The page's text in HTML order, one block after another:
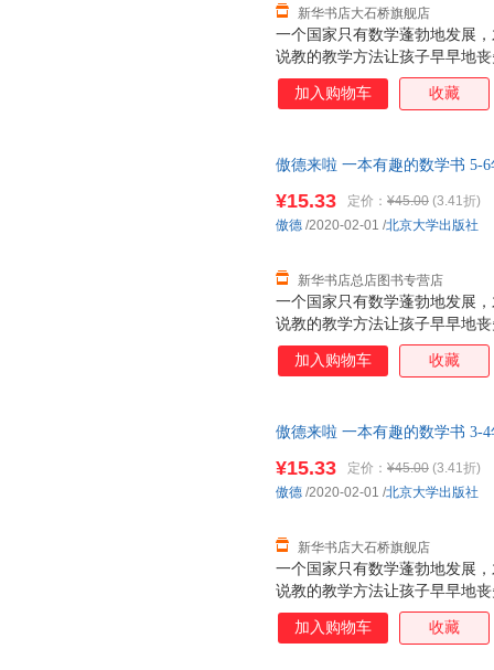
一个国家只有数学蓬勃地发展
说教的教学方法让孩子早早地
书以幽默有趣的漫画故事，消
乐，更给予他们知识与启示
新华书店大石桥旗舰店
加入购物车 收藏
傲德来啦 一本有趣的数学书 5-
咨询：13284178503
一个国家只有数学蓬勃地发展
说教的教学方法让孩子早早地
书以幽默有趣的漫画故事，消
乐，更给予他们知识与启示
¥15.33 定价： ¥45.00 (3.41折)
新华书店总店图书专营店
傲德 /2020-02-01 /北京大学出版社
加入购物车 收藏
傲德来啦 一本有趣的数学书 3-
询：13284178503
一个国家只有数学蓬勃地发展
说教的教学方法让孩子早早地
书以幽默有趣的漫画故事，消
乐，更给予他们知识与启示
¥15.33 定价： ¥45.00 (3.41折)
新华书店大石桥旗舰店
傲德 /2020-02-01 /北京大学出版社
加入购物车 收藏